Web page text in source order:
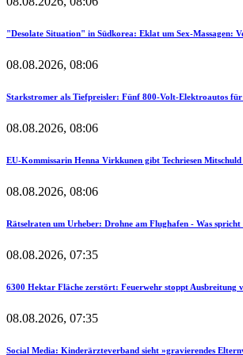
"Desolate Situation" in Südkorea: Eklat um Sex-Massagen:
08.08.2026, 08:06
Starkstromer als Tiefpreisler: Fünf 800-Volt-Elektroautos
08.08.2026, 08:06
EU-Kommissarin Henna Virkkunen gibt Techriesen
08.08.2026, 08:06
Rätselraten um Urheber: Drohne am Flughafen - Was spricht
08.08.2026, 07:35
6300 Hektar Fläche zerstört: Feuerwehr stoppt Ausbreitung
08.08.2026, 07:35
Social Media: Kinderärzteverband sieht »gravierendes